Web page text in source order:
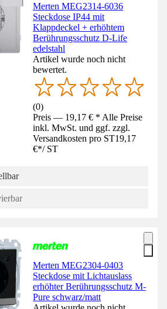
Merten MEG2314-6036
Steckdose IP44 mit
Klappdeckel + erhöhtem
Berührungsschutz D-Life
edelstahl
Artikel wurde noch nicht
bewertet.
(0)
Preis — 19,17 € * Alle Preise
inkl. MwSt. und ggf. zzgl.
Versandkosten pro ST19,17
€*/ ST
Merten MEG2304-0403
Steckdose mit Lichtauslass
erhöhter Berührungsschutz M-
Pure schwarz/matt